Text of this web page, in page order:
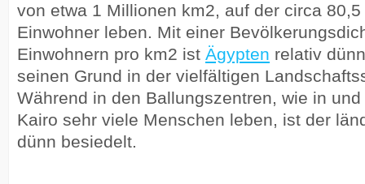
von etwa 1 Millionen km2, auf der circa
Einwohner leben. Mit einer
Einwohnern pro km2 ist Ägypten relativ
seinen Grund in der vielfältigen
Während in den Ballungszentren, wie in
Kairo sehr viele Menschen leben, ist der
dünn besiedelt.